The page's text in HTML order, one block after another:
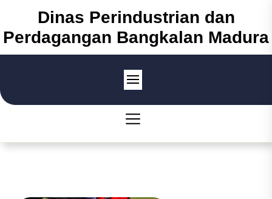
the
content
Dinas Perindustrian dan
Perdagangan Bangkalan Madura